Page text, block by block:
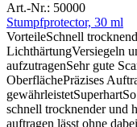
Art.-Nr.: 50000
Stumpfprotector, 30 ml
VorteileSchnell
LichthärtungVersiegeln
aufzutragenSehr gute
OberflächePräzises
schnell trocknender und
auftragen lässt ohne